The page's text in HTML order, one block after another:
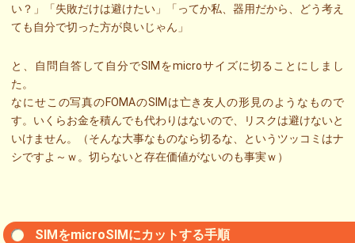
い？」「失敗だけは避けたい」「ってか私、器用だから、どう考え
ても自分で切った方が良いじゃん」
と、自問自答して自分でSIMをmicroサイズに切ることにしまし
た。
なにせこの写真のFOMAのSIMは亡き友人の形見のようなもので
す。いくらお金を積んでも代わりはないので、リスクは避けないと
いけません。（そんな大事なものなら切るな、というツッコミはナ
シですよ～ｗ。切らないと存在価値がないのも事実ｗ）
SIMをmicroSIMにカットする手順